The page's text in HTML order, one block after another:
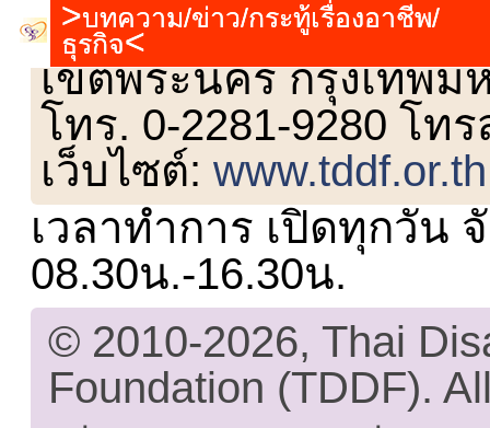
บทความ/ข่าว/กระทู้เรื่องอาชีพ/
ธุรกิจ
เลขที่ 23 ชั้น 2 ถนนวิ
เขตพระนคร กรุงเทพม
โทร. 0-2281-9280 โท
เว็บไซต์:www.tddf.or.th
เวลาทำการ เปิดทุกวัน
08.30น.-16.30น.
© 2010-2026, Thai
Foundation (TDDF).